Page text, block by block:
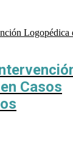
Casos